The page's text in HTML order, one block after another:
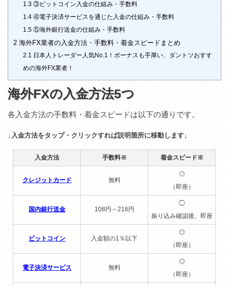
1.3 ③ビットコイン入金の仕組み・手数料
1.4 ④電子決済サービスを通じた入金の仕組み・手数料
1.5 ⑤海外銀行送金の仕組み・手数料
2 海外FX業者の入金方法・手数料・着金スピードまとめ
2.1 日本人トレーダー人気No.1！ボーナスも手厚い、ダントツおすす
めの海外FX業者！
海外FXの入金方法5つ
各入金方法の手数料・着金スピードは以下の通りです。
↓入金方法をタップ・クリックすれば説明箇所に移動します↓
入金方法 手数料※ 着金スピード※
クレジットカード 無料
◎
（即座）
国内銀行送金 108円～216円
◯
振り込み確認後、即座
ビットコイン 入金額の1％以下
◎
（即座）
電子決済サービス 無料
◎
（即座）